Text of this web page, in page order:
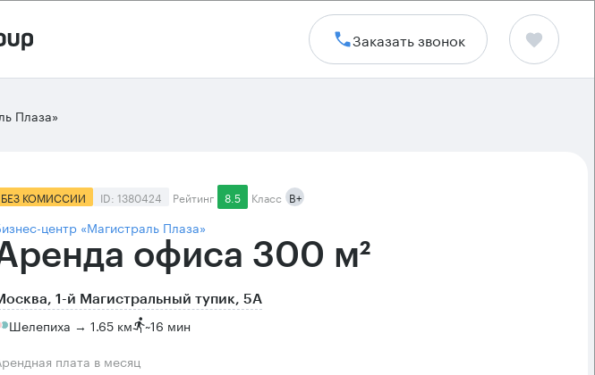
Заказать звонок
Плаза»
БЕЗ КОМИССИИ ID: 1380424 Рейтинг 8.5 Класс B+
центр «Магистраль Плаза»
офиса 300 м²
1-й Магистральный тупик, 5А
Шелепиха → 1.65 км ~16 мин
Арендная плата в месяц